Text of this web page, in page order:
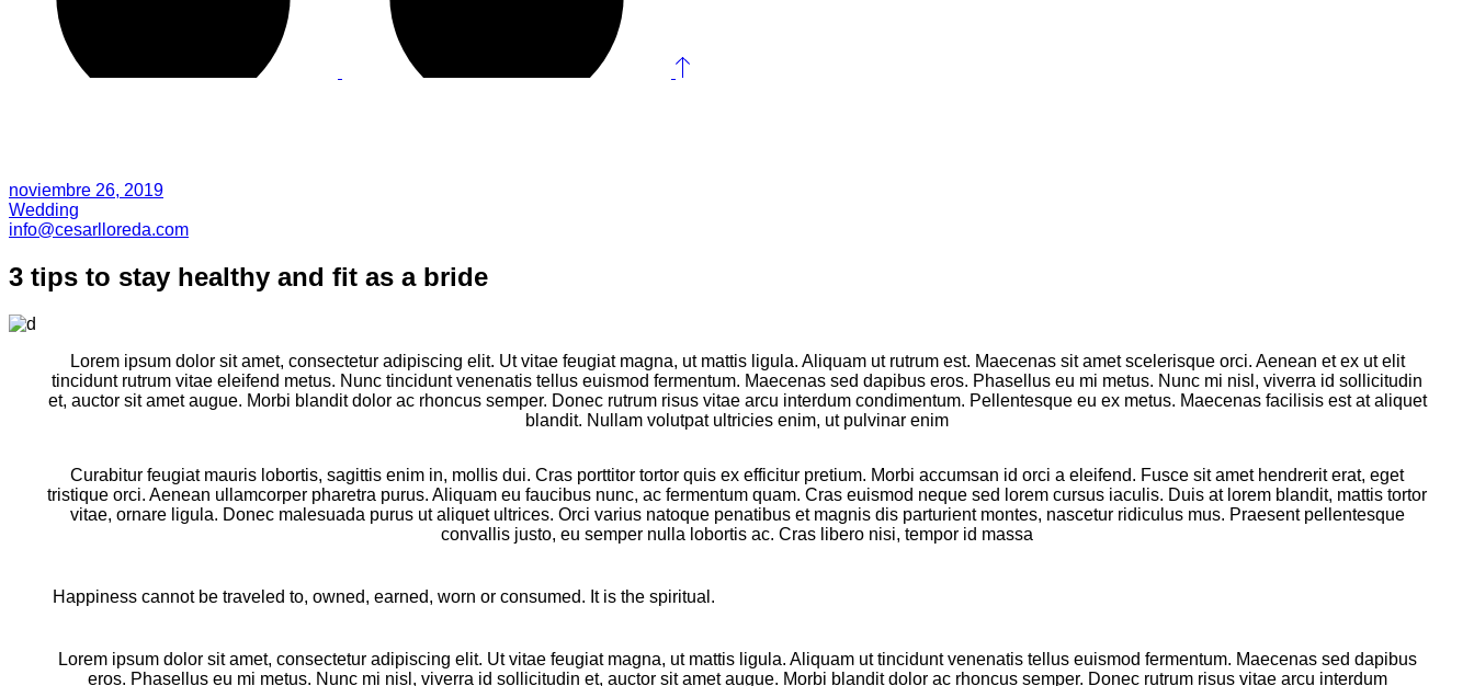
noviembre 26, 2019
Wedding
info@cesarlloreda.com
3 tips to stay healthy and fit as a bride
Lorem ipsum dolor sit amet, consectetur adipiscing elit. Ut vitae feugiat magna, ut mattis ligula. Aliquam ut rutrum est. Maecenas sit amet scelerisque orci. Aenean et ex ut elit
tincidunt rutrum vitae eleifend metus. Nunc tincidunt venenatis tellus euismod fermentum. Maecenas sed dapibus eros. Phasellus eu mi metus. Nunc mi nisl, viverra id sollicitudin
et, auctor sit amet augue. Morbi blandit dolor ac rhoncus semper. Donec rutrum risus vitae arcu interdum condimentum. Pellentesque eu ex metus. Maecenas facilisis est at aliquet
blandit. Nullam volutpat ultricies enim, ut pulvinar enim
Curabitur feugiat mauris lobortis, sagittis enim in, mollis dui. Cras porttitor tortor quis ex efficitur pretium. Morbi accumsan id orci a eleifend. Fusce sit amet hendrerit erat, eget
tristique orci. Aenean ullamcorper pharetra purus. Aliquam eu faucibus nunc, ac fermentum quam. Cras euismod neque sed lorem cursus iaculis. Duis at lorem blandit, mattis tortor
vitae, ornare ligula. Donec malesuada purus ut aliquet ultrices. Orci varius natoque penatibus et magnis dis parturient montes, nascetur ridiculus mus. Praesent pellentesque
convallis justo, eu semper nulla lobortis ac. Cras libero nisi, tempor id massa
Happiness cannot be traveled to, owned, earned, worn or consumed. It is the spiritual.
Lorem ipsum dolor sit amet, consectetur adipiscing elit. Ut vitae feugiat magna, ut mattis ligula. Aliquam ut tincidunt venenatis tellus euismod fermentum. Maecenas sed dapibus
eros. Phasellus eu mi metus. Nunc mi nisl, viverra id sollicitudin et, auctor sit amet augue. Morbi blandit dolor ac rhoncus semper. Donec rutrum risus vitae arcu interdum